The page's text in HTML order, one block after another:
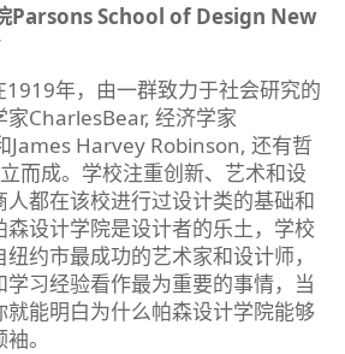
Parsons School of Design New
年，由一群致力于社会研究的
CharlesBear, 经济学家
James Harvey Robinson, 还有哲
而成。学校注重创新、艺术和设
都在该校进行过设计类的基础和
设计学院是设计者的乐土，学校
约市最成功的艺术家和设计师，
习经验看作最为重要的事情，当
能明白为什么帕森设计学院能够
。